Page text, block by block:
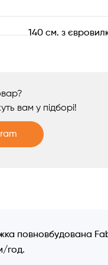
140 см. з
вам у підборі!
повновбудована
год.